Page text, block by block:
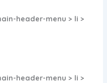
header-menu > li >
header-menu > li >